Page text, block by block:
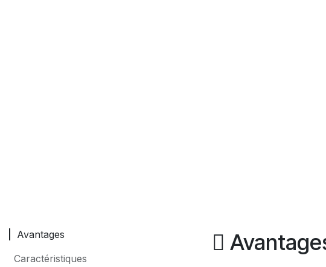
Avantages
Caractéristiques